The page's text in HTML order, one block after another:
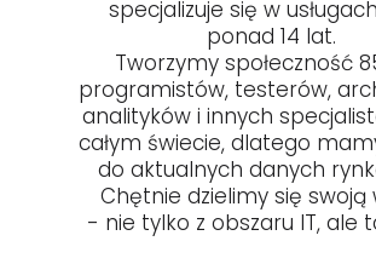
specjalizuje się w
ponad 14 lat.
Tworzymy społeczność
programistów, testerów,
analityków i innych
całym świecie, dlatego
do aktualnych danych
Chętnie dzielimy się swoją
- nie tylko z obszaru IT, ale